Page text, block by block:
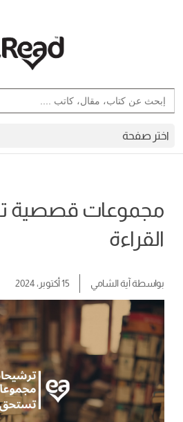
Search
for:
Search Button
اختر صفحة
مجموعات قصصية
القراءة
بواسطةآية الشامي 15 أكتوبر، 2024